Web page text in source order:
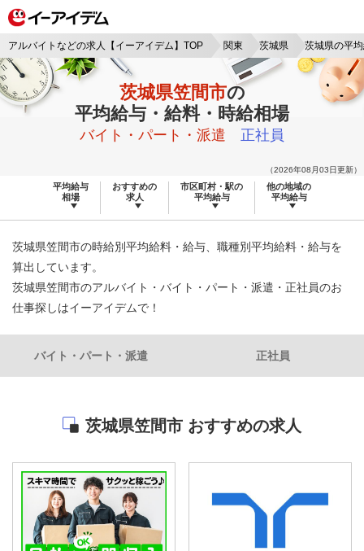
アルバイトなどの求人【イーアイデム】TOP 関東 茨城県 茨城県の平
茨城県笠間市の
平均給与・給料・時給相場
バイト・パート・派遣 正社員
（2026年08月03日更新）
平均給与
相場
おすすめの
求人
市区町村・駅の
平均給与
他の地域の
平均給与
茨城県笠間市の時給別平均給料・給与、職種別平均給料・給与を
算出しています。
茨城県笠間市のアルバイト・バイト・パート・派遣・正社員のお
仕事探しはイーアイデムで！
バイト・パート・派遣 正社員
茨城県笠間市 おすすめの求人